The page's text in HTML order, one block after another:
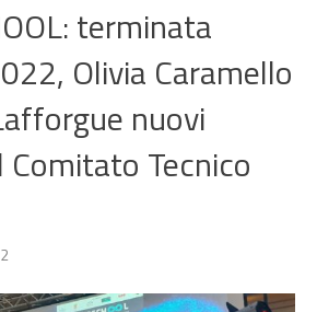
terminata
Olivia Caramello
nuovi
Tecnico